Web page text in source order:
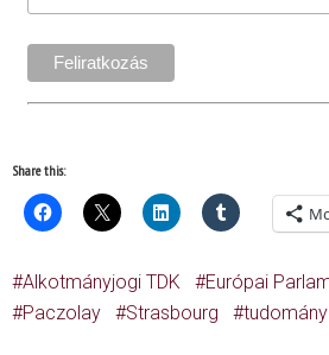
Share this:
Alkotmányjogi TDK Európai
Paczolay
Strasbourg